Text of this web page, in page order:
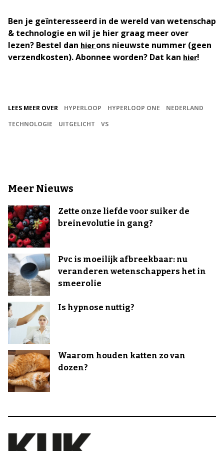
Ben je geïnteresseerd in de wereld van wetenschap
& technologie en wil je hier graag meer over
lezen? Bestel dan hierons nieuwste nummer (geen
verzendkosten). Abonnee worden? Dat kan hier!
LEES MEER OVER HYPERLOOP HYPERLOOP ONE
NEDERLAND
TECHNOLOGIE
UITGELICHT VS
Meer Nieuws
Zette onze liefde voor suiker de
breinevolutie in gang?
Pvc is moeilijk afbreekbaar: nu
veranderen wetenschappers het in
smeerolie
Is hypnose nuttig?
Waarom houden katten zo van
dozen?